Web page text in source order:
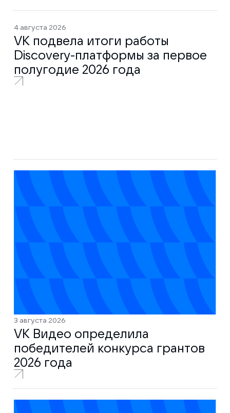
4 августа 2026
VK подвела итоги работы
Discovery-платформы за первое
полугодие 2026 года
3 августа 2026
VK Видео определила
победителей конкурса грантов
2026 года